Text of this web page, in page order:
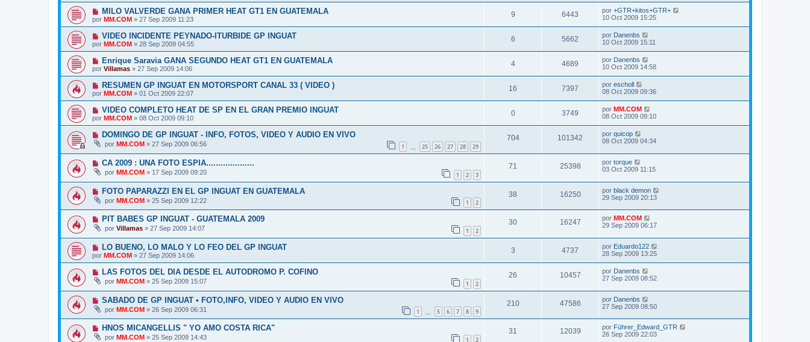
MILO VALVERDE GANA PRIMER HEAT GT1 EN GUATEMALA
por MM.COM » 27 Sep 2009 11:23
9 6443 por +GTR+kitos+GTR+
10 Oct 2009 15:25
VIDEO INCIDENTE PEYNADO-ITURBIDE GP INGUAT
por MM.COM » 28 Sep 2009 04:55
6 5662 por Danenbs
10 Oct 2009 15:11
Enrique Saravia GANA SEGUNDO HEAT GT1 EN GUATEMALA
por Villamas » 27 Sep 2009 14:06
4 4689 por Danenbs
10 Oct 2009 14:58
RESUMEN GP INGUAT EN MOTORSPORT CANAL 33 ( VIDEO )
por MM.COM » 01 Oct 2009 22:07
16 7397 por escholl
08 Oct 2009 09:36
VIDEO COMPLETO HEAT DE SP EN EL GRAN PREMIO INGUAT
por MM.COM » 08 Oct 2009 09:10
0 3749 por MM.COM
08 Oct 2009 09:10
DOMINGO DE GP INGUAT - INFO, FOTOS, VIDEO Y AUDIO EN VIVO
por MM.COM » 27 Sep 2009 06:56 1 25 26 27 28 29
704 101342 por quicop
08 Oct 2009 04:34
CA 2009 : UNA FOTO ESPIA....................
por MM.COM » 17 Sep 2009 09:20 1 2 3
71 25398 por torque
03 Oct 2009 11:15
FOTO PAPARAZZI EN EL GP INGUAT EN GUATEMALA
por MM.COM » 25 Sep 2009 12:22 1 2
38 16250 por black demon
29 Sep 2009 20:13
PIT BABES GP INGUAT - GUATEMALA 2009
por Villamas » 27 Sep 2009 14:07 1 2
30 16247 por MM.COM
29 Sep 2009 06:17
LO BUENO, LO MALO Y LO FEO DEL GP INGUAT
por MM.COM » 27 Sep 2009 14:06
3 4737 por Eduardo122
28 Sep 2009 13:25
LAS FOTOS DEL DIA DESDE EL AUTODROMO P. COFINO
por MM.COM » 25 Sep 2009 15:07 1 2
26 10457 por Danenbs
27 Sep 2009 08:52
SABADO DE GP INGUAT • FOTO,INFO, VIDEO Y AUDIO EN VIVO
por MM.COM » 26 Sep 2009 06:31 1 5 6 7 8 9
210 47586 por Danenbs
27 Sep 2009 08:50
HNOS MICANGELLIS " YO AMO COSTA RICA"
por MM.COM » 25 Sep 2009 14:43 1 2
31 12039 por Führer_Edward_GTR
26 Sep 2009 22:03